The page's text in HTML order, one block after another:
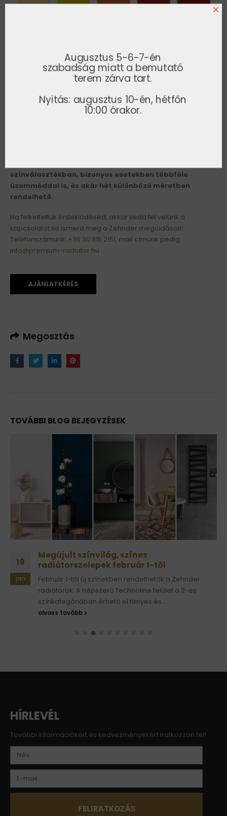
színválasztékban, bizonyos esetekben többféle
üzemmóddal is, és akár hét különböző méretben
rendelhető.
Ha felkeltettük érdeklődésed, akkor vedd fel velünk a
kapcsolatot és ismerd meg a Zehnder megoldásait!
Telefonszámunk: +36 30 815 2151, mail címünk pedig:
info@premium-radiator.hu
AJÁNLATKÉRÉS
Megosztás
TOVÁBBI BLOG BEJEGYZÉSEK
19
jan
Megújult színvilág, színes
radiátorszelepek február 1-től
Február 1-től új színekben rendelhetők a Zehnder
radiátorok. A népszerű Technoline felület a 2-es
színkategóriában érhető el fényes és...
olvass tovább
HÍRLEVÉL
További információkért és kedvezményekért iratkozzon fel!
×
Augusztus 5-6-7-én
szabadság miatt a bemutató
terem zárva tart.
Nyitás: augusztus 10-én, hétfőn
10:00 órakor.